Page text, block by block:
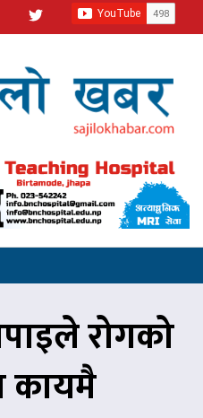
रोगको
कायमै